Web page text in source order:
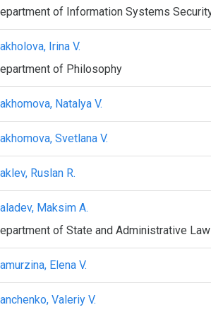
of Information Systems
Irina V.
of Philosophy
Natalya V.
Svetlana V.
Ruslan R.
Maksim A.
of State and Administrative Law
Elena V.
Valeriy V.